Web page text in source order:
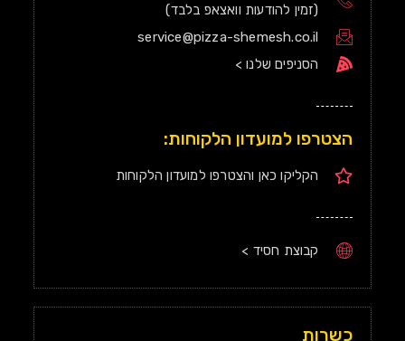
(זמין להודעות וואצאפ בלבד)
service@pizza-shemesh.co.il
הסניפים שלנו >
הצטרפו למועדון הלקוחות:
הקליקו כאן והצטרפו למועדון הלקוחות
קבוצת חסיד >
כשרות